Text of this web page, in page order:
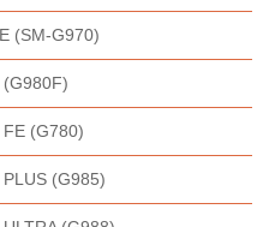
(SM-G970)
(G980F)
FE (G780)
PLUS (G985)